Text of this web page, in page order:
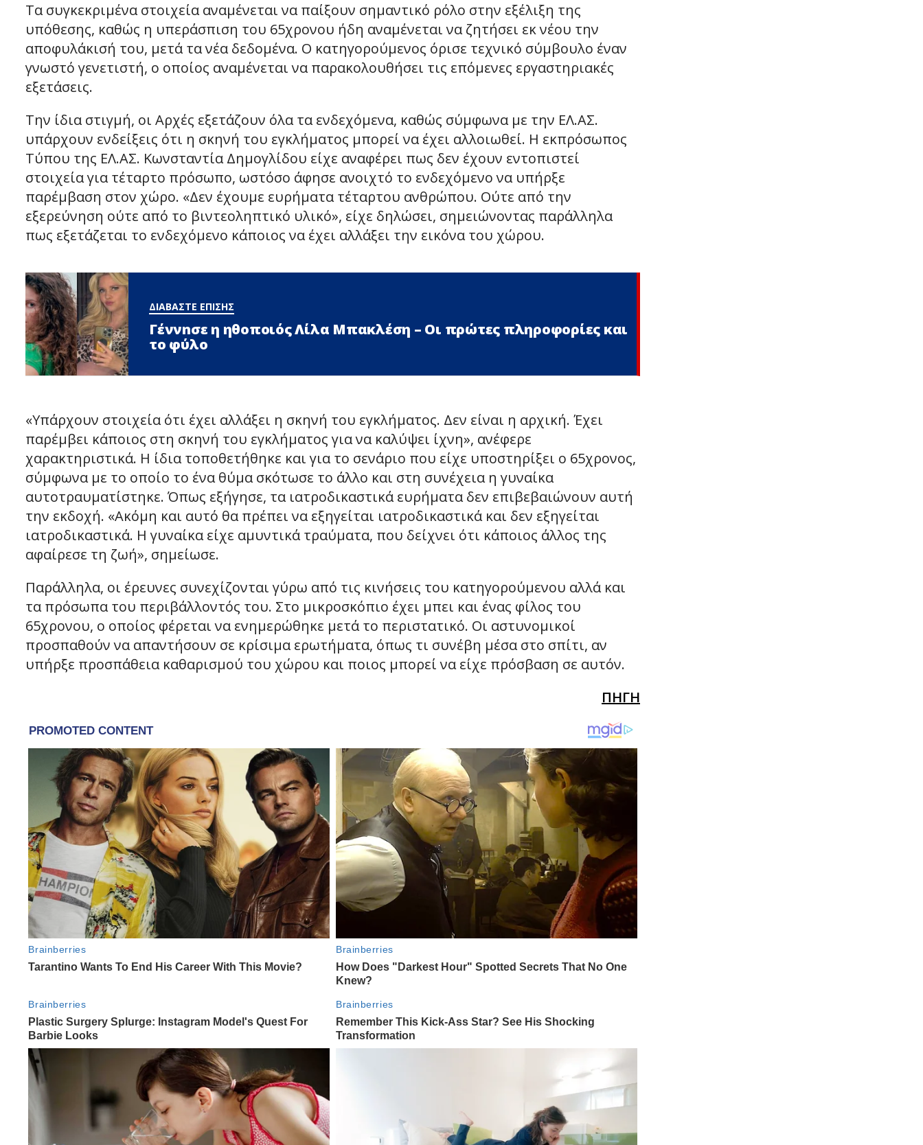
Τα συγκεκριμένα στοιχεία αναμένεται να παίξουν σημαντικό ρόλο στην εξέλιξη της
υπόθεσης, καθώς η υπεράσπιση του 65χρονου ήδη αναμένεται να ζητήσει εκ νέου την
αποφυλάκισή του, μετά τα νέα δεδομένα. Ο κατηγορούμενος όρισε τεχνικό σύμβουλο έναν
γνωστό γενετιστή, ο οποίος αναμένεται να παρακολουθήσει τις επόμενες εργαστηριακές
εξετάσεις.
Την ίδια στιγμή, οι Αρχές εξετάζουν όλα τα ενδεχόμενα, καθώς σύμφωνα με την ΕΛ.ΑΣ.
υπάρχουν ενδείξεις ότι η σκηνή του εγκλήματος μπορεί να έχει αλλοιωθεί. Η εκπρόσωπος
Τύπου της ΕΛ.ΑΣ. Κωνσταντία Δημογλίδου είχε αναφέρει πως δεν έχουν εντοπιστεί
στοιχεία για τέταρτο πρόσωπο, ωστόσο άφησε ανοιχτό το ενδεχόμενο να υπήρξε
παρέμβαση στον χώρο. «Δεν έχουμε ευρήματα τέταρτου ανθρώπου. Ούτε από την
εξερεύνηση ούτε από το βιντεοληπτικό υλικό», είχε δηλώσει, σημειώνοντας παράλληλα
πως εξετάζεται το ενδεχόμενο κάποιος να έχει αλλάξει την εικόνα του χώρου.
ΔΙΑΒΑΣΤΕ ΕΠΙΣΗΣ
Γέννnσε η ηθοποιός Λίλα Μπακλέση – Οι πρώτες πληροφορίες και
το φύλο
«Υπάρχουν στοιχεία ότι έχει αλλάξει η σκηνή του εγκλήματος. Δεν είναι η αρχική. Έχει
παρέμβει κάποιος στη σκηνή του εγκλήματος για να καλύψει ίχνη», ανέφερε
χαρακτηριστικά. Η ίδια τοποθετήθηκε και για το σενάριο που είχε υποστηρίξει ο 65χρονος,
σύμφωνα με το οποίο το ένα θύμα σκότωσε το άλλο και στη συνέχεια η γυναίκα
αυτοτραυματίστηκε. Όπως εξήγησε, τα ιατροδικαστικά ευρήματα δεν επιβεβαιώνουν αυτή
την εκδοχή. «Ακόμη και αυτό θα πρέπει να εξηγείται ιατροδικαστικά και δεν εξηγείται
ιατροδικαστικά. Η γυναίκα είχε αμυντικά τραύματα, που δείχνει ότι κάποιος άλλος της
αφαίρεσε τη ζωή», σημείωσε.
Παράλληλα, οι έρευνες συνεχίζονται γύρω από τις κινήσεις του κατηγορούμενου αλλά και
τα πρόσωπα του περιβάλλοντός του. Στο μικροσκόπιο έχει μπει και ένας φίλος του
65χρονου, ο οποίος φέρεται να ενημερώθηκε μετά το περιστατικό. Οι αστυνομικοί
προσπαθούν να απαντήσουν σε κρίσιμα ερωτήματα, όπως τι συνέβη μέσα στο σπίτι, αν
υπήρξε προσπάθεια καθαρισμού του χώρου και ποιος μπορεί να είχε πρόσβαση σε αυτόν.
ΠΗΓΗ